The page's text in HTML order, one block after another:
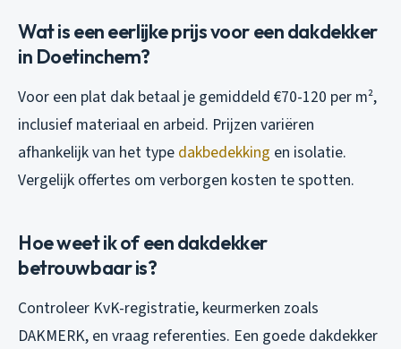
Wat is een eerlijke prijs voor een dakdekker
in Doetinchem?
Voor een plat dak betaal je gemiddeld €70-120 per m²,
inclusief materiaal en arbeid. Prijzen variëren
afhankelijk van het type dakbedekking en isolatie.
Vergelijk offertes om verborgen kosten te spotten.
Hoe weet ik of een dakdekker
betrouwbaar is?
Controleer KvK-registratie, keurmerken zoals
DAKMERK, en vraag referenties. Een goede dakdekker